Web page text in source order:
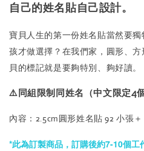
自己的姓名貼自己設計。
寶貝人生的第一份姓名貼當然要
孩才做選擇？在我們家，圓形、
貝的標記就是要夠特別、夠好讀。
⚠️同組限制同姓名（中文限定4
內容：2.5cm圓形姓名貼 92 小張
*此為訂製商品，訂購後約7-10個工